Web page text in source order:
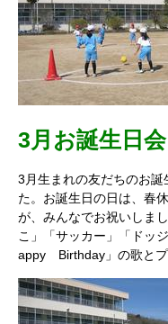
3月お誕生日会
3月生まれの友だちのお
た。お誕生日の日は、春
が、みんなでお祝いしま
こ」「サッカー」「ドッ
appy Birthday」の歌とプ